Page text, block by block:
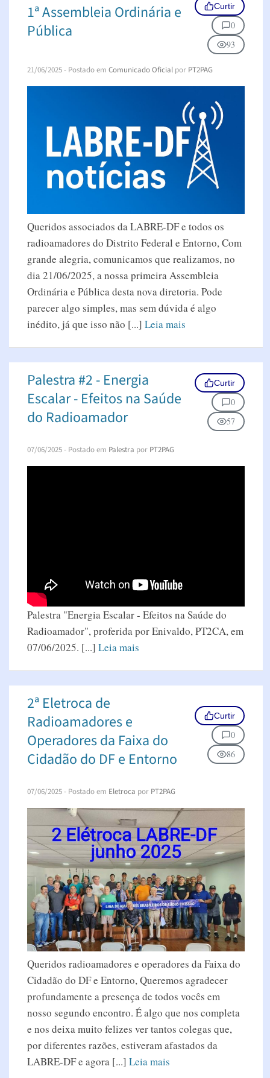
1ª Assembleia Ordinária e
Pública
Curtir
0
93
21/06/2025- Postado em Comunicado Oficial por PT2PAG
Queridos associados da LABRE-DF e todos os
radioamadores do Distrito Federal e Entorno, Com
grande alegria, comunicamos que realizamos, no
dia 21/06/2025, a nossa primeira Assembleia
Ordinária e Pública desta nova diretoria. Pode
parecer algo simples, mas sem dúvida é algo
inédito, já que isso não [...] Leia mais
Palestra #2 - Energia
Escalar - Efeitos na Saúde
do Radioamador
Curtir
0
57
07/06/2025- Postado em Palestra por PT2PAG
Palestra "Energia Escalar - Efeitos na Saúde do
Radioamador", proferida por Enivaldo, PT2CA, em
07/06/2025. [...] Leia mais
2ª Eletroca de
Radioamadores e
Operadores da Faixa do
Cidadão do DF e Entorno
Curtir
0
86
07/06/2025- Postado em Eletroca por PT2PAG
Queridos radioamadores e operadores da Faixa do
Cidadão do DF e Entorno, Queremos agradecer
profundamente a presença de todos vocês em
nosso segundo encontro. É algo que nos completa
e nos deixa muito felizes ver tantos colegas que,
por diferentes razões, estiveram afastados da
LABRE-DF e agora [...] Leia mais